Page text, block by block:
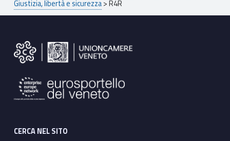
Giustizia, libertà e sicurezza>R4R
CERCA NEL SITO